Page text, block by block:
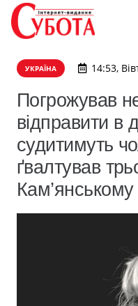
УКРАЇНА 14:53,
Погрожував
відправити в
судитимуть
ґвалтував
Кам’янському